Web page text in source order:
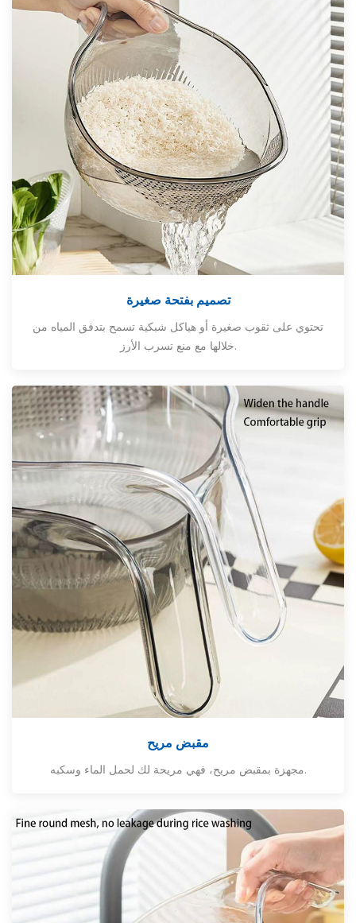
تصميم بفتحة صغيرة
تحتوي على ثقوب صغيرة أو هياكل شبكية تسمح بتدفق المياه من
خلالها مع منع تسرب الأرز.
مقبض مريح
مجهزة بمقبض مريح، فهي مريحة لك لحمل الماء وسكبه.